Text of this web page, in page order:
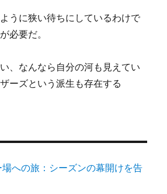
うに狭い待ちにしているわけで
必要だ。
、なんなら自分の河も見えてい
ーズという派生も存在する
への旅：シーズンの幕開けを告